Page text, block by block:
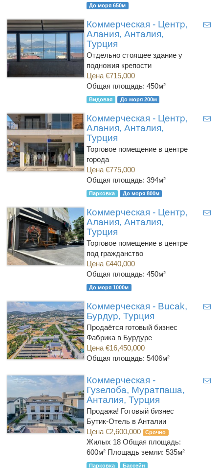
До моря 650м
Коммерческая - Центр,
Алания, Анталия,
Турция
Отдельно стоящее здание у
подножия крепости
Цена €715,000
Общая площадь: 450м²
Видовая До моря 200м
Коммерческая - Центр,
Алания, Анталия,
Турция
Торговое помещение в центре
города
Цена €775,000
Общая площадь: 394м²
Парковка До моря 800м
Коммерческая - Центр,
Алания, Анталия,
Турция
Торговое помещение в центре
под гражданство
Цена €440,000
Общая площадь: 450м²
До моря 1000м
Коммерческая - Bucak,
Бурдур, Турция
Продаётся готовый бизнес
Фабрика в Бурдуре
Цена €16,450,000
Общая площадь: 5406м²
Коммерческая -
Гузелоба, Муратпаша,
Анталия, Турция
Продажа! Готовый бизнес
Бутик-Отель в Анталии
Цена €2,600,000
Срочно
Жилых 18 Общая площадь:
600м² Площадь земли: 535м²
Парковка Бассейн